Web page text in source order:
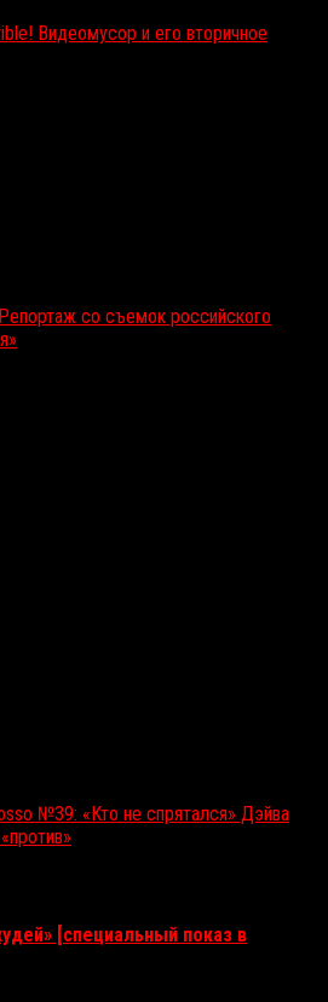
Видеомусор и его вторичное
со съемок российского
№39: «Кто не спрятался» Дэйва
[специальный показ в